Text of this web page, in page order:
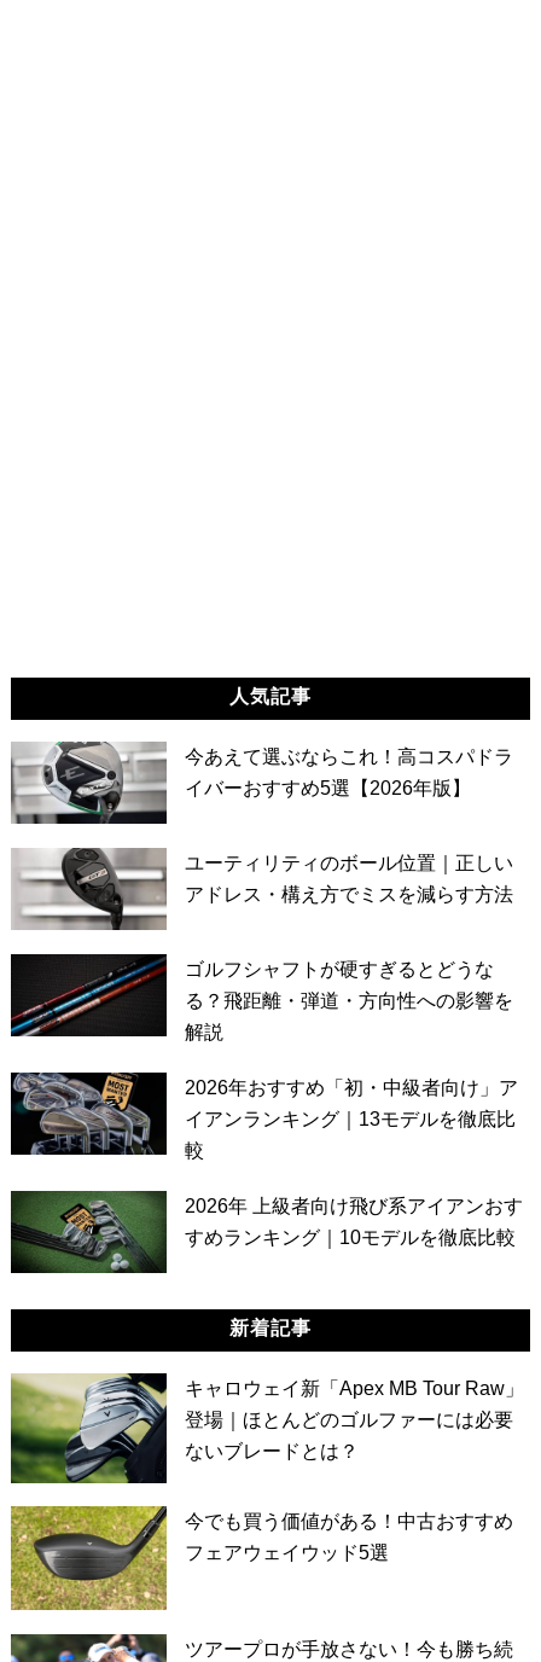
人気記事
今あえて選ぶならこれ！高コスパドラ
イバーおすすめ5選【2026年版】
ユーティリティのボール位置｜正しい
アドレス・構え方でミスを減らす方法
ゴルフシャフトが硬すぎるとどうな
る？飛距離・弾道・方向性への影響を
解説
2026年おすすめ「初・中級者向け」ア
イアンランキング｜13モデルを徹底比
較
2026年 上級者向け飛び系アイアンおす
すめランキング｜10モデルを徹底比較
新着記事
キャロウェイ新「Apex MB Tour Raw」
登場｜ほとんどのゴルファーには必要
ないブレードとは？
今でも買う価値がある！中古おすすめ
フェアウェイウッド5選
ツアープロが手放さない！今も勝ち続